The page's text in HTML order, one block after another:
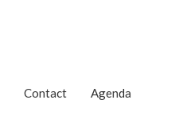
Contact Agenda